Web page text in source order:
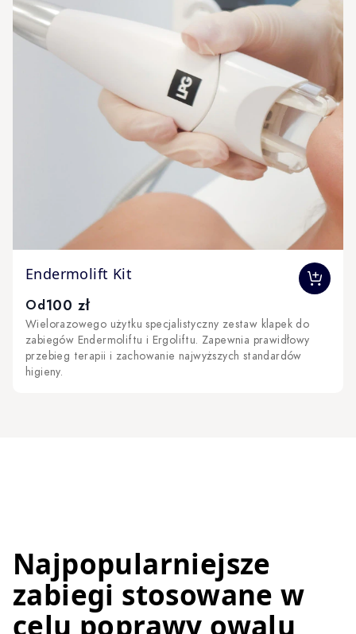
Endermolift Kit
The price depends on the options chosen on the
Od100 zł
Wielorazowego użytku specjalistyczny zestaw klapek do
zabiegów Endermoliftu i Ergoliftu. Zapewnia prawidłowy
przebieg terapii i zachowanie najwyższych standardów
higieny.
Najpopularniejsze
zabiegi stosowane w
celu poprawy owalu